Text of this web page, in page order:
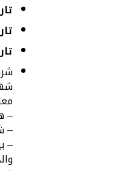
–
–
–